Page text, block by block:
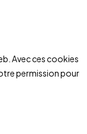
Avec ces cookies
permission pour